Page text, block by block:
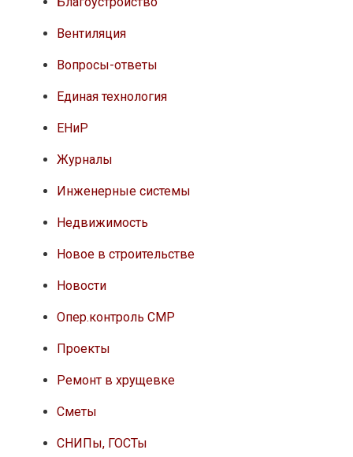
Вентиляция
Вопросы-ответы
Единая технология
ЕНиР
Журналы
Инженерные системы
Недвижимость
Новое в строительстве
Новости
Опер.контроль СМР
Проекты
Ремонт в хрущевке
Сметы
СНИПы, ГОСТы